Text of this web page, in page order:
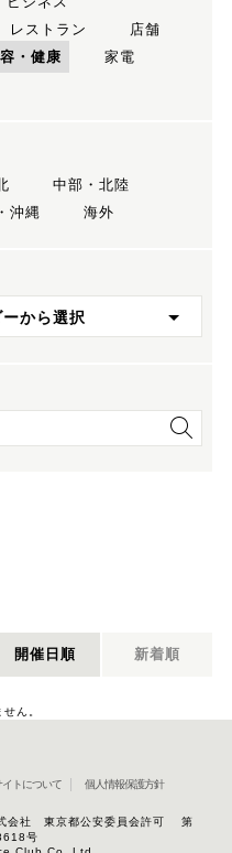
レストラン
店舗
・健康
家電
中部・北陸
沖縄 海外
から選択
開催日順 新着順
ん。
イトについて 個人情報保護方針
式会社 東京都公安委員会許可 第
号